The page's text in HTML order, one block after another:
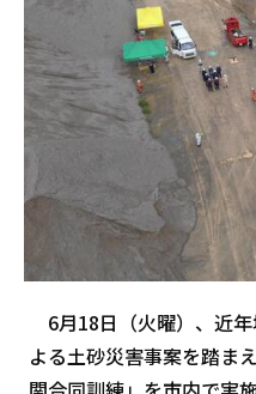
6月18日（火曜）、近
よる土砂災害事案を踏ま